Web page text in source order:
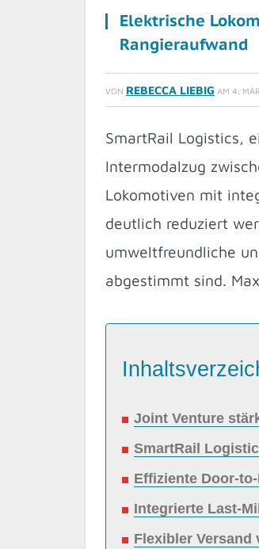
Elektrische
Rangieraufwand
VON REBECCA LIEBIG AM 4.
SmartRail Logistics,
Intermodalzug
Lokomotiven mit
deutlich reduziert
umweltfreundliche
abgestimmt sind.
Joint Venture
SmartRail
Effiziente Door-
Integrierte Last-
Flexibler